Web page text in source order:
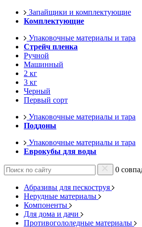
Запайщики и комплектующие
Комплектующие
Упаковочные материалы и тара
Стрейч пленка
Ручной
Машинный
2 кг
3 кг
Черный
Первый сорт
Упаковочные материалы и тара
Поддоны
Упаковочные материалы и тара
Еврокубы для воды
0
Абразивы для пескоструя
Нерудные материалы
Компоненты
Для дома и дачи
Противогололедные материалы